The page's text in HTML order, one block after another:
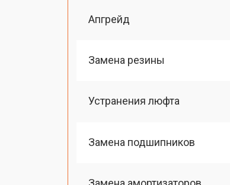
Апгрейд
Замена резины
Устранения люфта
Замена подшипников